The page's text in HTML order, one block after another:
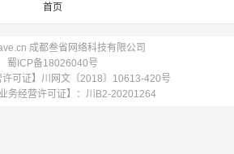
首页
成都叁省网络科技有限公司
蜀ICP备18026040号
许可证】川网文〔2018〕10613-420号
业务经营许可证】：川B2-20201264